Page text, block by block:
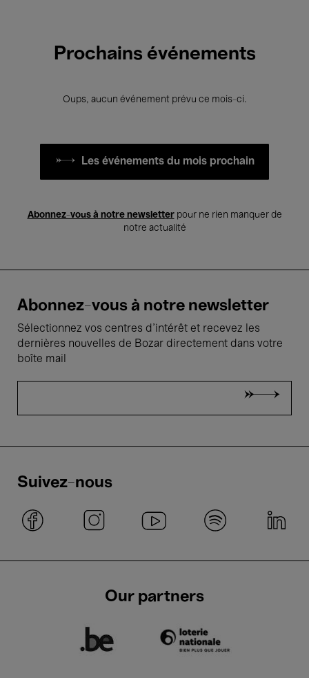
Prochains événements
Oups, aucun événement prévu ce mois-ci.
Les événements du mois prochain
Abonnez-vous à notre newsletterpour ne rien manquer de
notre actualité
Abonnez-vous à notre newsletter
Sélectionnez vos centres d'intérêt et recevez les
dernières nouvelles de Bozar directement dans votre
boîte mail
Suivez-nous
Our partners